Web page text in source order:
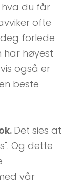
hva du får
ofte
forlede
høyest
også er
beste
Det sies at
Og dette
vår